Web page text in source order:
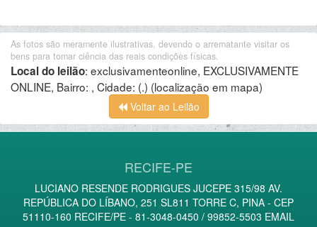
As fotos são meramente ilustrativas, devendo o arrematante visitar os
bens para tomar ciência das reais condições físicas.
Local do leilão: exclusivamenteonline, EXCLUSIVAMENTE
ONLINE, Bairro: , Cidade: (.) (localização em mapa)
Voltar ao Leilão
RECIFE-PE
LUCIANO RESENDE RODRIGUES JUCEPE 315/98 AV.
REPÚBLICA DO LÍBANO, 251 SL811 TORRE C, PINA - CEP
51110-160 RECIFE/PE - 81-3048-0450 / 99852-5503 EMAIL